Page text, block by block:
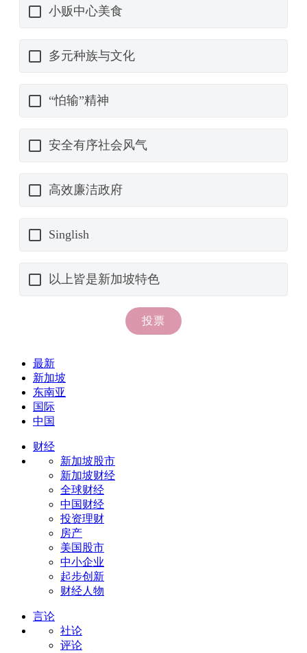
最新
新加坡
东南亚
国际
中国
财经
新加坡股市
新加坡财经
全球财经
中国财经
投资理财
房产
美国股市
中小企业
起步创新
财经人物
言论
社论
评论